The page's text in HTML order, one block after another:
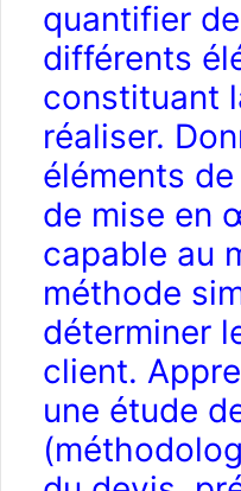
quantifier
différents
constituant
réaliser.
éléments
de mise en
capable au
méthode
déterminer
client.
une étude